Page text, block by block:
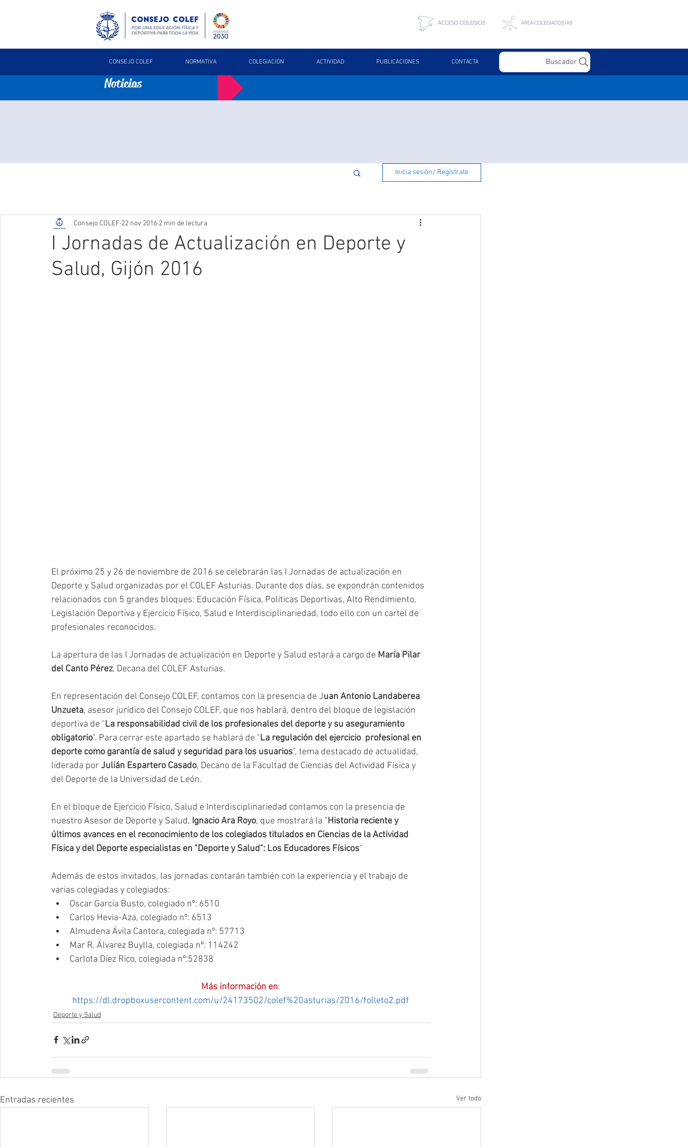
CONSEJO COLEF NORMATIVA COLEGIACIÓN ACTIVIDAD PUBLICACIONES CONTACTA Buscador
Noticias
Inicia sesión/ Regístrate
I Jornadas de Actualización en Deporte y
Salud, Gijón 2016
Consejo COLEF 22 nov 2016 2 min de lectura
El próximo 25 y 26 de noviembre de 2016 se celebrarán las I Jornadas de actualización en
Deporte y Salud organizadas por el COLEF Asturias. Durante dos días, se expondrán contenidos
relacionados con 5 grandes bloques: Educación Física, Políticas Deportivas, Alto Rendimiento,
Legislación Deportiva y Ejercicio Físico, Salud e Interdisciplinariedad, todo ello con un cartel de
profesionales reconocidos.
La apertura de las I Jornadas de actualización en Deporte y Salud estará a cargo de María Pilar
del Canto Pérez, Decana del COLEF Asturias.
En representación del Consejo COLEF, contamos con la presencia de Juan Antonio Landaberea
Unzueta, asesor jurídico del Consejo COLEF, que nos hablará, dentro del bloque de legislación
deportiva de "La responsabilidad civil de los profesionales del deporte y su aseguramiento
obligatorio". Para cerrar este apartado se hablará de "La regulación del ejercicio  profesional en
deporte como garantía de salud y seguridad para los usuarios", tema destacado de actualidad,
liderada por Julián Espartero Casado, Decano de la Facultad de Ciencias del Actividad Física y
del Deporte de la Universidad de León.
En el bloque de Ejercicio Físico, Salud e Interdisciplinariedad contamos con la presencia de
nuestro Asesor de Deporte y Salud, Ignacio Ara Royo, que mostrará la "Historia reciente y
últimos avances en el reconocimiento de los colegiados titulados en Ciencias de la Actividad
Física y del Deporte especialistas en "Deporte y Salud": Los Educadores Físicos"
Además de estos invitados, las jornadas contarán también con la experiencia y el trabajo de
varias colegiadas y colegiados:
Oscar García Busto, colegiado nº: 6510
Carlos Hevia-Aza, colegiado nº: 6513
Almudena Ávila Cantora, colegiada nº: 57713
Mar R. Álvarez Buylla, colegiada nº: 114242
Carlota Díez Rico, colegiada nº:52838
Más información en:
https://dl.dropboxusercontent.com/u/24173502/colef%20asturias/2016/folleto2.pdf
Deporte y Salud
Entradas recientes Ver todo